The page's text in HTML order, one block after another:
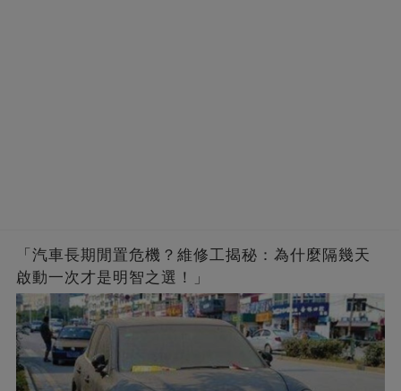
「汽車長期閒置危機？維修工揭秘：為什麼隔幾天
啟動一次才是明智之選！」